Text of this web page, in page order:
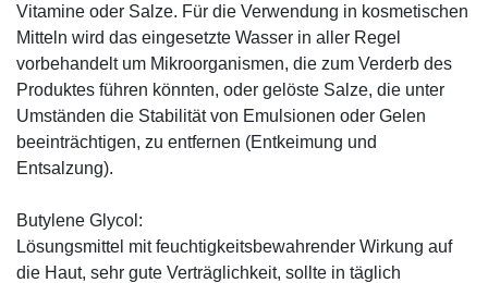
Vitamine oder Salze. Für die Verwendung in kosmetischen
Mitteln wird das eingesetzte Wasser in aller Regel
vorbehandelt um Mikroorganismen, die zum Verderb des
Produktes führen könnten, oder gelöste Salze, die unter
Umständen die Stabilität von Emulsionen oder Gelen
beeinträchtigen, zu entfernen (Entkeimung und
Entsalzung).
Butylene Glycol:
Lösungsmittel mit feuchtigkeitsbewahrender Wirkung auf
die Haut, sehr gute Verträglichkeit, sollte in täglich